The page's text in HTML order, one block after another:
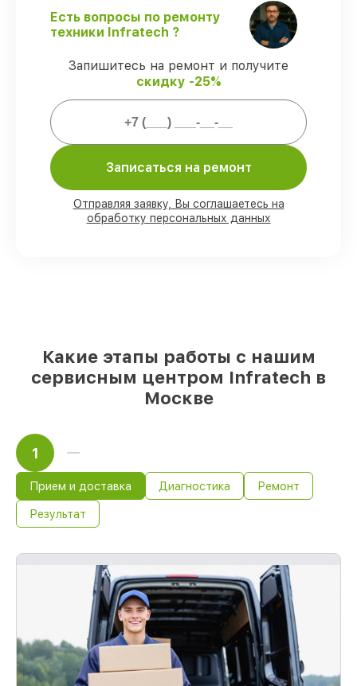
Официальная гарантия
– все работы и
запчасти защищены сервисной
Мы гарантируем:
ремонтов проводим в присутствии
клиента
комплектующих Infratech имеются
на складе в Москве, остальные доступны
для срочного заказа
Подлинные запчасти Infratech и
Есть вопросы по ремонту
техники Infratech ?
Запишитесь на ремонт и получите
скидку -25%
Записаться на ремонт
Отправляя заявку, Вы соглашаетесь на
обработку персональных данных
Какие этапы работы с нашим
сервисным центром Infratech в
Москве
1
Прием и доставка Диагностика Ремонт
Результат